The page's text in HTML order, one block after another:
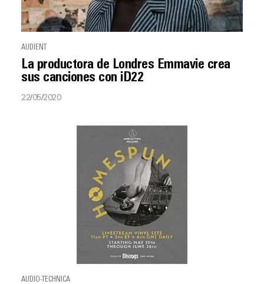
AUDIENT
La productora de Londres Emmavie crea
sus canciones con iD22
22/05/2020
AUDIO-TECHNICA